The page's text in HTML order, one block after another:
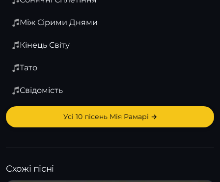
Між Сірими Днями
Кінець Світу
Тато
Свідомість
Усі 10 пісень Мія Рамарі →
Схожі пісні